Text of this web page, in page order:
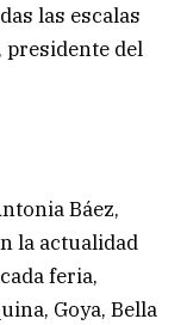
las escalas
presidente del
Báez,
la actualidad
feria,
Goya, Bella